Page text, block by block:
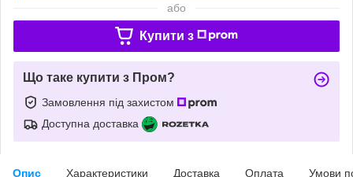
або
Купити з
Що таке купити з Пром?
Замовлення під захистом
Доступна доставка
Опис Характеристики Доставка Оплата Умови